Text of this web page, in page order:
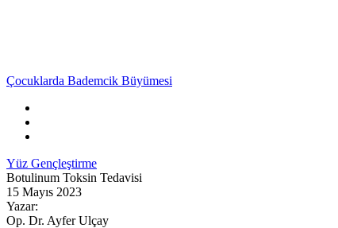
Çocuklarda Bademcik Büyümesi
Yüz Gençleştirme
Botulinum Toksin Tedavisi
15 Mayıs 2023
Yazar:
Op. Dr. Ayfer Ulçay